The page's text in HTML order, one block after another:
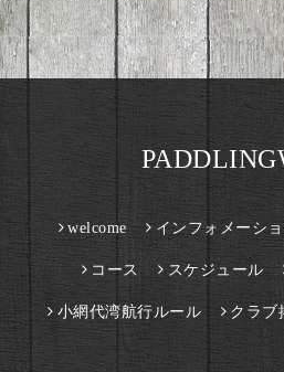
welcome インフォメーシ
コース スケジュール
小網代湾航行ルール クラブ